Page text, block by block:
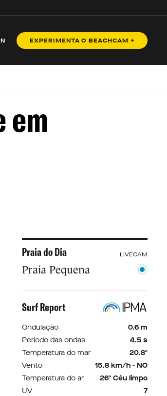
EXPERIMENTA O BEACHCAM +
em
Praia do Dia LIVECAM
Praia Pequena
Surf Report
Ondulação
0.6 m
Período das ondas
4.5 s
Temperatura do mar
20.8º
Vento
15.8 km/h - NO
Temperatura do ar
26º Céu limpo
UV
7